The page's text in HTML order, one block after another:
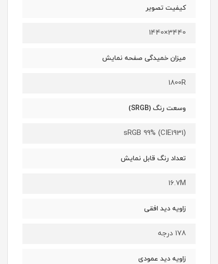
کیفیت تصویر
3440×1440
میزان خمیدگی صفحه نمایش
1800R
وسعت رنگ (SRGB)
sRGB 99% (CIE1931)
تعداد رنگ قابل نمایش
16.7M
زاویه دید افقی
178 درجه
زاویه دید عمودی